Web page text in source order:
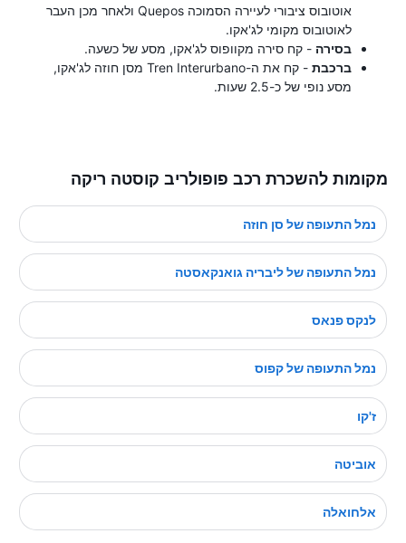
אוטובוס ציבורי לעיירה הסמוכה Quepos ולאחר מכן העבר
לאוטובוס מקומי לג'אקו.
בסירה - קח סירה מקוופוס לג'אקו, מסע של כשעה.
ברכבת
- קח את ה-Tren Interurbano מסן חוזה לג'אקו,
מסע נופי של כ-2.5 שעות.
מקומות להשכרת רכב פופולריב קוסטה ריקה
נמל התעופה של סן חוזה
נמל התעופה של ליבריה גואנקאסטה
לנקס פנאס
נמל התעופה של קפוס
ז'קו
אוביטה
אלחואלה